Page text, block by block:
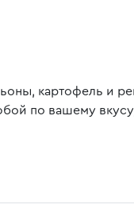
картофель и
по вашему